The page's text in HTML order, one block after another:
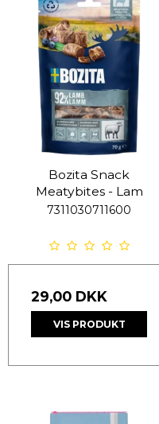
Bozita Snack
Meatybites - Lam
7311030711600
29,00 DKK
VIS PRODUKT